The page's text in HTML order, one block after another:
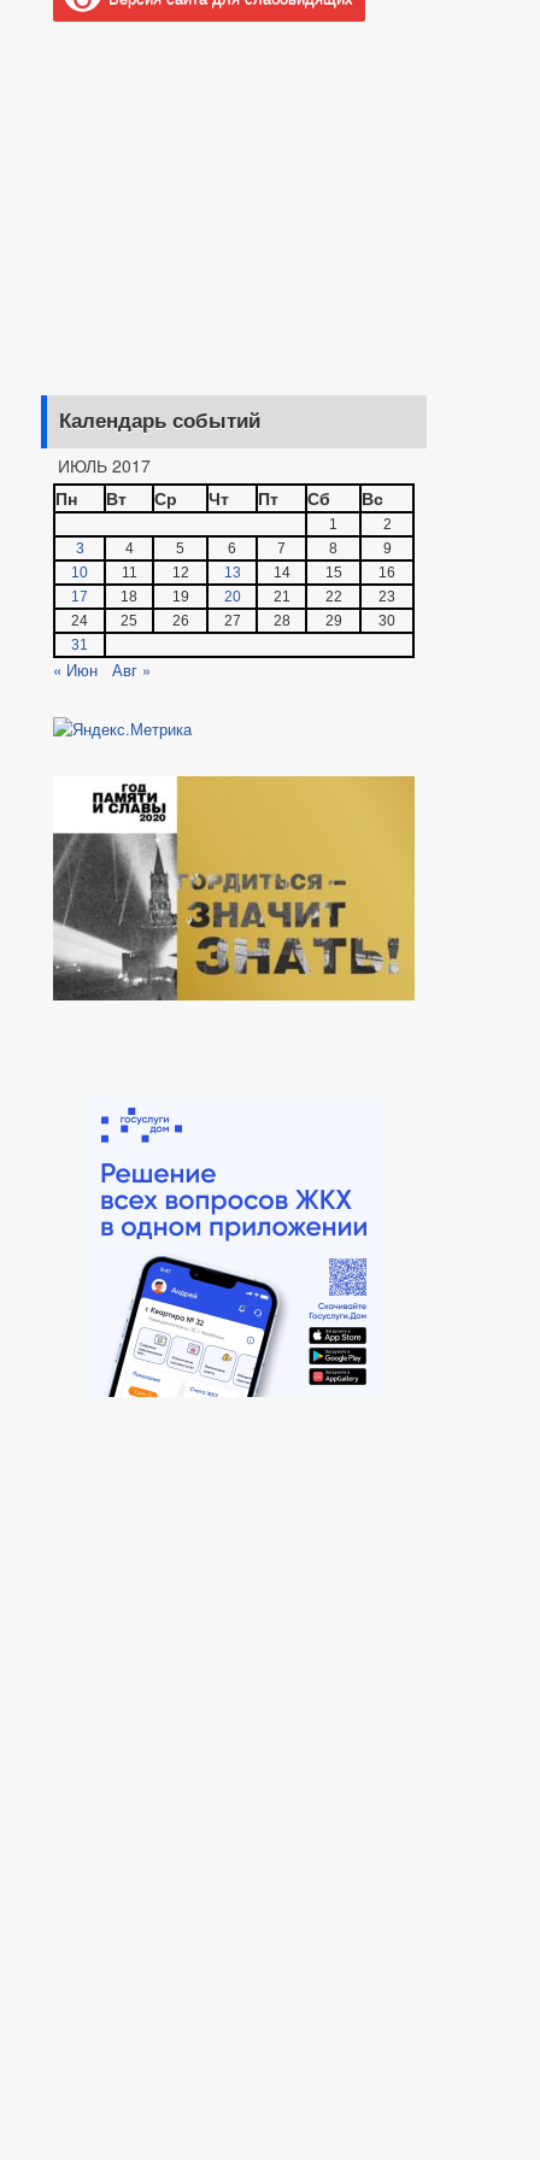
Календарь событий
ИЮЛЬ 2017
Пн
Вт Ср Чт Пт Сб Вс
1
2
3
4 5 6 7 8
9
10
11 12 13 14 15
16
17
18 19 20 21 22
23
24
25 26 27 28 29
30
31
« Июн Авг »